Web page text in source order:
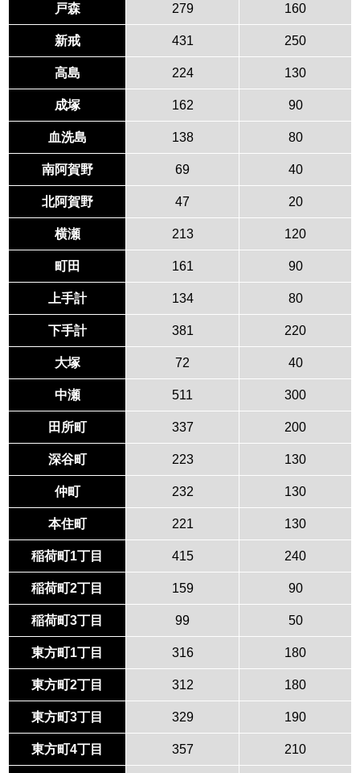
戸森 279 160
新戒 431 250
高島 224 130
成塚 162 90
血洗島 138 80
南阿賀野 69 40
北阿賀野 47 20
横瀬 213 120
町田 161 90
上手計 134 80
下手計 381 220
大塚 72 40
中瀬 511 300
田所町 337 200
深谷町 223 130
仲町 232 130
本住町 221 130
稲荷町1丁目 415 240
稲荷町2丁目 159 90
稲荷町3丁目 99 50
東方町1丁目 316 180
東方町2丁目 312 180
東方町3丁目 329 190
東方町4丁目 357 210